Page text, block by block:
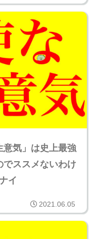
意気」は史上最強
でススメないわけ
イ
2021.06.05